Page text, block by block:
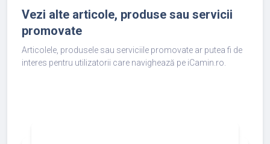
Vezi alte articole, produse sau servicii
promovate
Articolele, produsele sau serviciile promovate ar putea fi de
interes pentru utilizatorii care navighează pe iCamin.ro.